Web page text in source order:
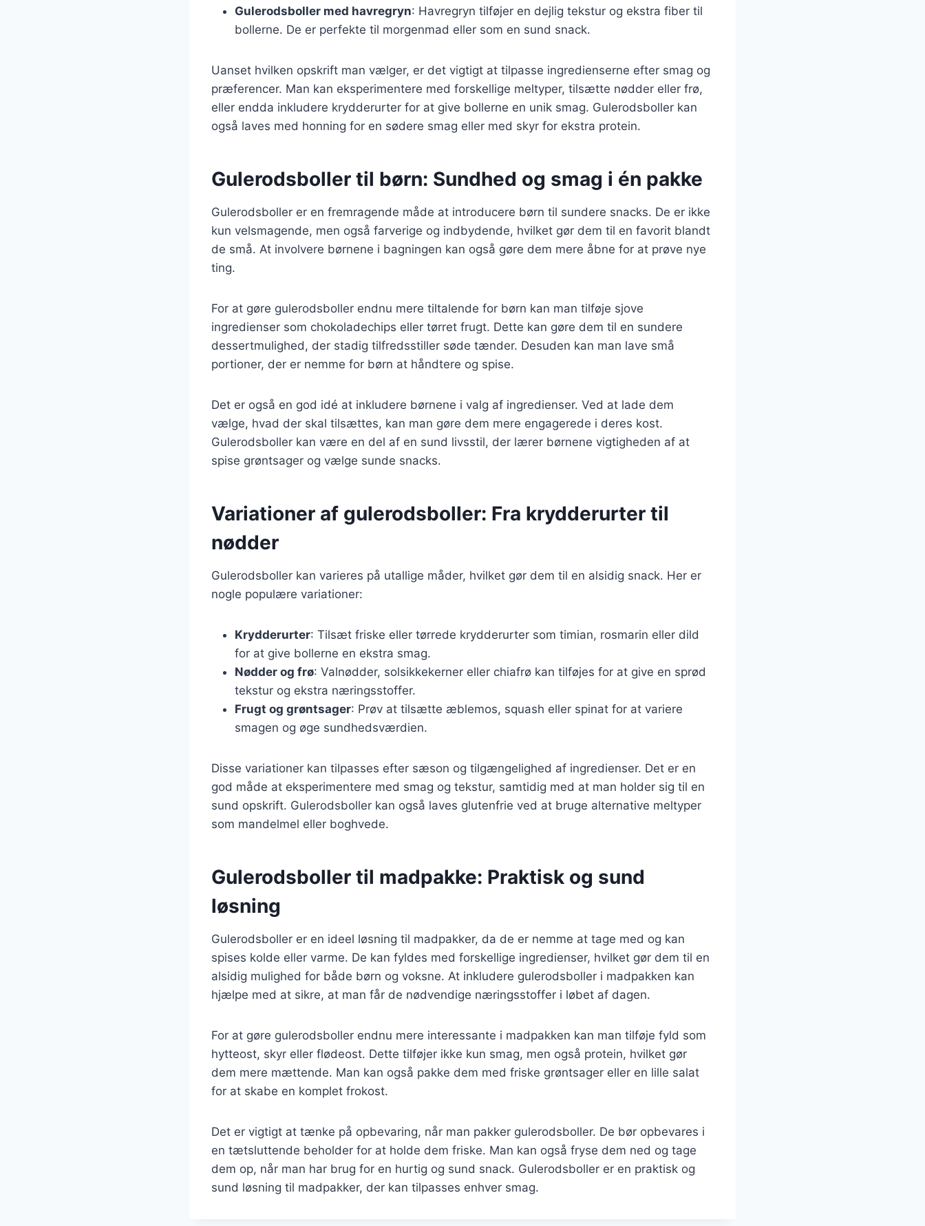
Gulerodsboller med havregryn: Havregryn tilføjer en dejlig tekstur og ekstra fiber til
bollerne. De er perfekte til morgenmad eller som en sund snack.
Uanset hvilken opskrift man vælger, er det vigtigt at tilpasse ingredienserne efter smag og
præferencer. Man kan eksperimentere med forskellige meltyper, tilsætte nødder eller frø,
eller endda inkludere krydderurter for at give bollerne en unik smag. Gulerodsboller kan
også laves med honning for en sødere smag eller med skyr for ekstra protein.
Gulerodsboller til børn: Sundhed og smag i én pakke
Gulerodsboller er en fremragende måde at introducere børn til sundere snacks. De er ikke
kun velsmagende, men også farverige og indbydende, hvilket gør dem til en favorit blandt
de små. At involvere børnene i bagningen kan også gøre dem mere åbne for at prøve nye
ting.
For at gøre gulerodsboller endnu mere tiltalende for børn kan man tilføje sjove
ingredienser som chokoladechips eller tørret frugt. Dette kan gøre dem til en sundere
dessertmulighed, der stadig tilfredsstiller søde tænder. Desuden kan man lave små
portioner, der er nemme for børn at håndtere og spise.
Det er også en god idé at inkludere børnene i valg af ingredienser. Ved at lade dem
vælge, hvad der skal tilsættes, kan man gøre dem mere engagerede i deres kost.
Gulerodsboller kan være en del af en sund livsstil, der lærer børnene vigtigheden af at
spise grøntsager og vælge sunde snacks.
Variationer af gulerodsboller: Fra krydderurter til
nødder
Gulerodsboller kan varieres på utallige måder, hvilket gør dem til en alsidig snack. Her er
nogle populære variationer:
Krydderurter: Tilsæt friske eller tørrede krydderurter som timian, rosmarin eller dild
for at give bollerne en ekstra smag.
Nødder og frø: Valnødder, solsikkekerner eller chiafrø kan tilføjes for at give en sprød
tekstur og ekstra næringsstoffer.
Frugt og grøntsager: Prøv at tilsætte æblemos, squash eller spinat for at variere
smagen og øge sundhedsværdien.
Disse variationer kan tilpasses efter sæson og tilgængelighed af ingredienser. Det er en
god måde at eksperimentere med smag og tekstur, samtidig med at man holder sig til en
sund opskrift. Gulerodsboller kan også laves glutenfrie ved at bruge alternative meltyper
som mandelmel eller boghvede.
Gulerodsboller til madpakke: Praktisk og sund
løsning
Gulerodsboller er en ideel løsning til madpakker, da de er nemme at tage med og kan
spises kolde eller varme. De kan fyldes med forskellige ingredienser, hvilket gør dem til en
alsidig mulighed for både børn og voksne. At inkludere gulerodsboller i madpakken kan
hjælpe med at sikre, at man får de nødvendige næringsstoffer i løbet af dagen.
For at gøre gulerodsboller endnu mere interessante i madpakken kan man tilføje fyld som
hytteost, skyr eller flødeost. Dette tilføjer ikke kun smag, men også protein, hvilket gør
dem mere mættende. Man kan også pakke dem med friske grøntsager eller en lille salat
for at skabe en komplet frokost.
Det er vigtigt at tænke på opbevaring, når man pakker gulerodsboller. De bør opbevares i
en tætsluttende beholder for at holde dem friske. Man kan også fryse dem ned og tage
dem op, når man har brug for en hurtig og sund snack. Gulerodsboller er en praktisk og
sund løsning til madpakker, der kan tilpasses enhver smag.